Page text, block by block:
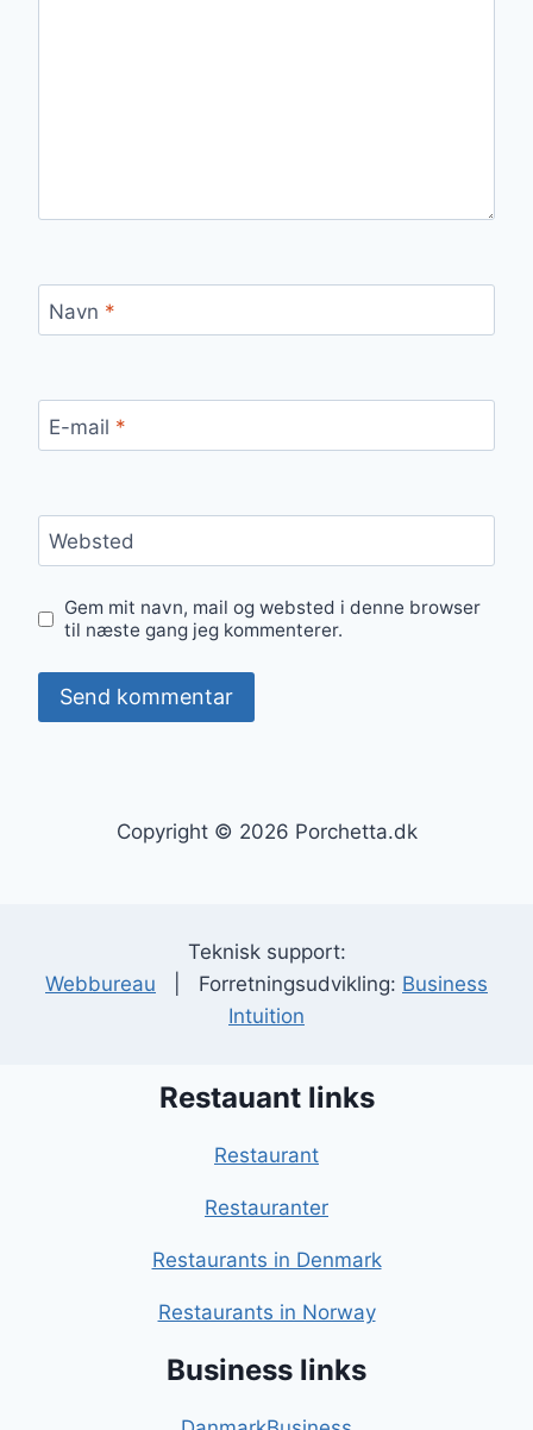
Navn *
E-mail *
Websted
Gem mit navn, mail og websted i denne browser
til næste gang jeg kommenterer.
Copyright © 2026 Porchetta.dk
Teknisk support:
Webbureau | Forretningsudvikling: Business
Intuition
Restauant links
Restaurant
Restauranter
Restaurants in Denmark
Restaurants in Norway
Business links